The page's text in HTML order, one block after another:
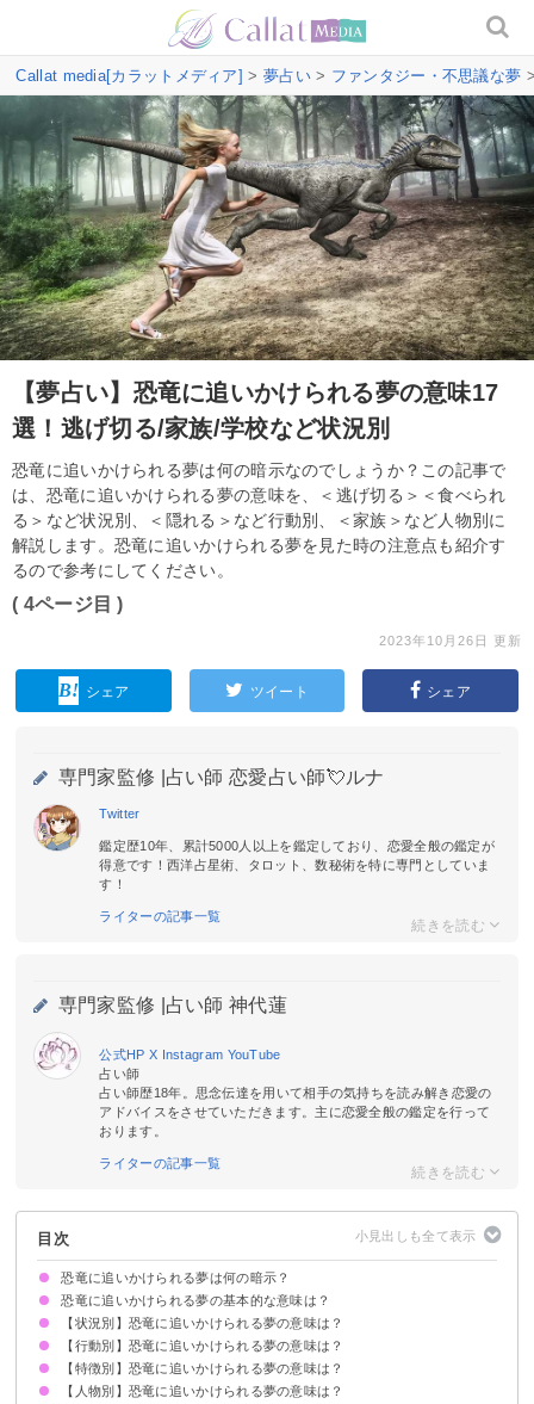
Callat media[カラットメディア] > 夢占い> ファンタジー・不思議な夢
【夢占い】恐竜に追いかけられる夢の意味17
選！逃げ切る/家族/学校など状況別
恐竜に追いかけられる夢は何の暗示なのでしょうか？この記事で
は、恐竜に追いかけられる夢の意味を、＜逃げ切る＞＜食べられ
る＞など状況別、＜隠れる＞など行動別、＜家族＞など人物別に
解説します。恐竜に追いかけられる夢を見た時の注意点も紹介す
るので参考にしてください。
( 4ページ目 )
2023年10月26日 更新
シェア ツイート シェア
専門家監修 | 占い師 恋愛占い師💘ルナ
Twitter
鑑定歴10年、累計5000人以上を鑑定しており、恋愛全般の鑑定が
得意です！西洋占星術、タロット、数秘術を特に専門としていま
す！
ライターの記事一覧
専門家監修 | 占い師 神代蓮
公式HP X Instagram YouTube
占い師
占い師歴18年。思念伝達を用いて相手の気持ちを読み解き恋愛の
アドバイスをさせていただきます。主に恋愛全般の鑑定を行って
おります。
ライターの記事一覧
目次
恐竜に追いかけられる夢は何の暗示？
恐竜に追いかけられる夢の基本的な意味は？
トラブルや問題を抱えているサイン
状況によって意味が決まる
【状況別】恐竜に追いかけられる夢の意味は？
恐竜に追いかけられて逃げ切る夢【吉夢】
恐竜に追いかけられて食べられる夢【予知夢】
恐竜に追いかけられて噛まれる夢【警告夢】
学校で恐竜に追いかけられる夢【凶夢】
恐竜に追いかけられて家に入ってくる夢【凶夢】
【行動別】恐竜に追いかけられる夢の意味は？
恐竜に追いかけられて隠れる夢【警告夢】
恐竜に追いかけられて戦う夢【願望夢】
恐竜に追いかけられて殺す夢【吉夢】
恐竜に追いかけられて恐怖を感じる夢【警告夢】
恐竜に追いかけられて恐竜に乗る夢【吉夢】
【特徴別】恐竜に追いかけられる夢の意味は？
大きい恐竜に追いかけられる夢【凶夢】
赤ちゃんの恐竜に追いかけられる夢【予知夢】
【人物別】恐竜に追いかけられる夢の意味は？